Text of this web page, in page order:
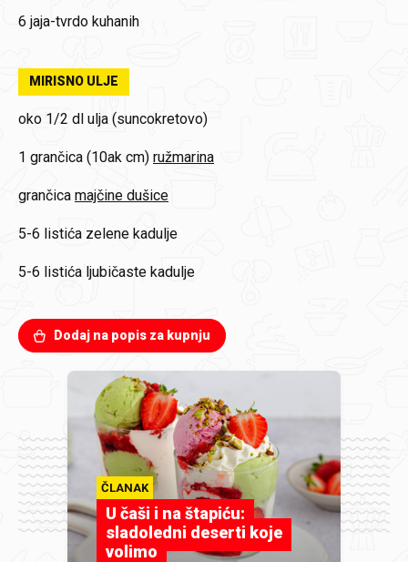
6 jaja-tvrdo kuhanih
MIRISNO ULJE
oko 1/2 dl ulja (suncokretovo)
1 grančica (10ak cm) ružmarina
grančica majčine dušice
5-6 listića zelene kadulje
5-6 listića ljubičaste kadulje
Dodaj na popis za kupnju
ČLANAK
U čaši i na štapiću:
sladoledni deserti koje
volimo